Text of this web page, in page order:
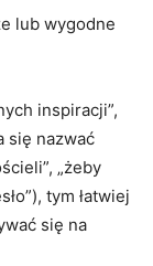
lub wygodne
inspiracji”,
się nazwać
„żeby
tym łatwiej
się na